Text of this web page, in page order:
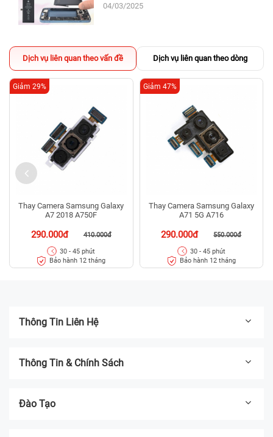
04/03/2025
Dịch vụ liên quan theo vấn đề Dịch vụ liên quan theo dòng
Thay Camera Samsung Galaxy
A7 2018 A750F
290.000đ 410.000đ
Giảm 29%
30 - 45 phút
Bảo hành 12 tháng
Thay Camera Samsung Galaxy
A71 5G A716
290.000đ 550.000đ
Giảm 47%
30 - 45 phút
Bảo hành 12 tháng
Thông Tin Liên Hệ
Thông Tin & Chính Sách
Đào Tạo